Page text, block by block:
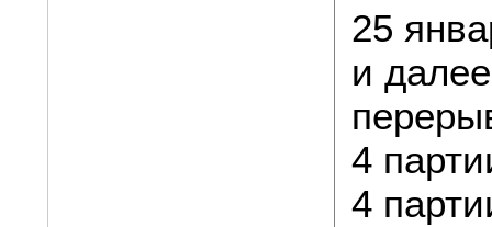
25
и
4
4